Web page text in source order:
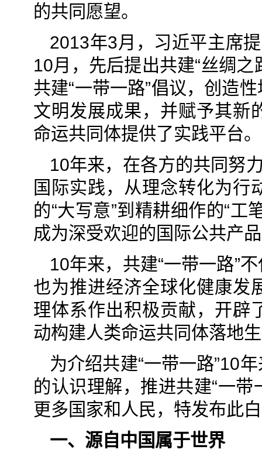
的共同愿望。
2013年3月，习近平主席
10月，先后提出共建“丝绸之
共建“一带一路”倡议，创造
文明发展成果，并赋予其新
命运共同体提供了实践平台。
10年来，在各方的共同努
国际实践，从理念转化为行
的“大写意”到精耕细作的“
成为深受欢迎的国际公共产
10年来，共建“一带一路”
也为推进经济全球化健康发
理体系作出积极贡献，开辟
动构建人类命运共同体落地
为介绍共建“一带一路”10
的认识理解，推进共建“一带
更多国家和人民，特发布此
一、源自中国属于世界